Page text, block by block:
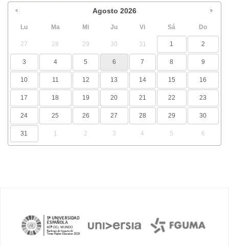
Agosto 2026
Lu Ma Mi Ju Vi Sá Do
27 28 29 30 31 1 2
3 4 5 6 7 8 9
10 11 12 13 14 15 16
17 18 19 20 21 22 23
24 25 26 27 28 29 30
31 1 2 3 4 5 6